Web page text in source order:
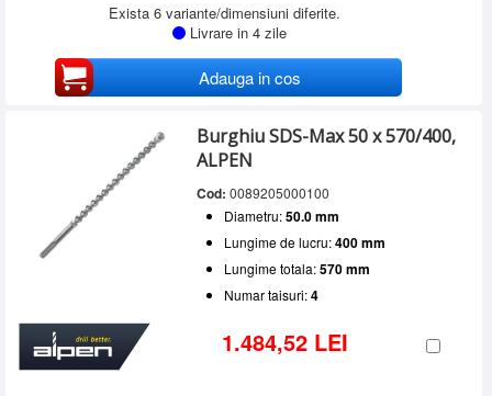
Exista 6 variante/dimensiuni diferite.
Livrare in 4 zile
Adauga in cos
Burghiu SDS-Max 50 x 570/400,
ALPEN
Cod: 0089205000100
Diametru:50.0 mm
Lungime de lucru:400 mm
Lungime totala:570 mm
Numar taisuri:4
1.484,52 LEI